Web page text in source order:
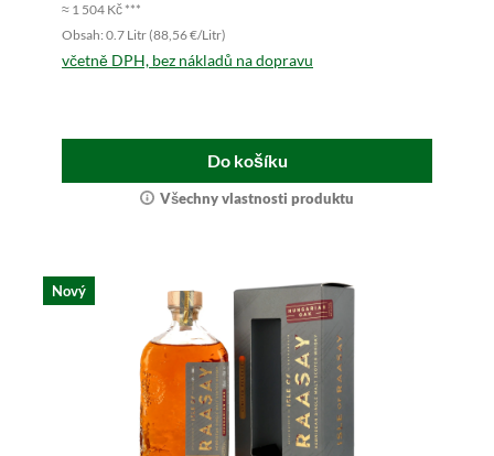
≈ 1 504 Kč ***
Obsah: 0.7 Litr (88,56 €/Litr)
včetně DPH, bez nákladů na dopravu
Do košíku
Všechny vlastnosti produktu
Nový